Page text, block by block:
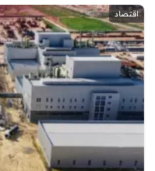
اقتصاد